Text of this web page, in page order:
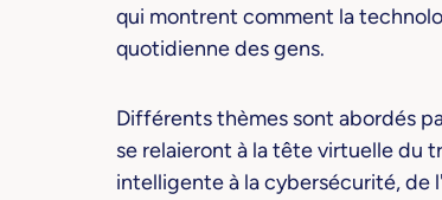
qui montrent comment la
quotidienne des gens.
Différents thèmes sont abordés
se relaieront à la tête virtuelle du
intelligente à la cybersécurité, de